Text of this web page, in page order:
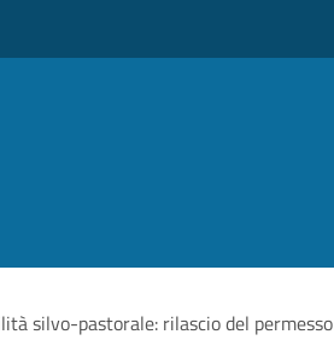
silvo-pastorale: rilascio del permesso